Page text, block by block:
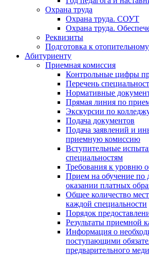
Охрана труда
Охрана труда. СОУТ
Охрана труда.
Реквизиты
Подготовка к
Абитуриенту
Приемная комиссия
Контрольные цифры
Перечень
Нормативные
Прямая линия по
Экскурсии по
Подача документов
Подача заявлений и
приемную комиссию
Вступительные
специальностям
Требования к уровню
Прием на обучение по
оказании платных
Общее количество
каждой специальности
Порядок
Результаты приемной
Информация о
поступающими
предварительного